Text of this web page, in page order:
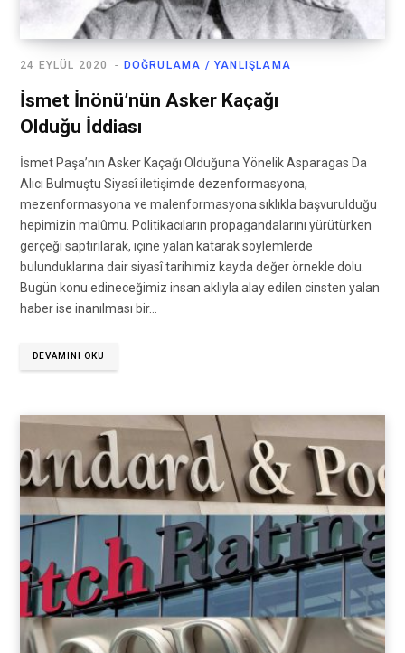
DOĞRULAMA / YANLIŞLAMA
24 EYLÜL 2020
İsmet İnönü’nün Asker Kaçağı
Olduğu İddiası
İsmet Paşa’nın Asker Kaçağı Olduğuna Yönelik Asparagas Da
Alıcı Bulmuştu Siyasî iletişimde dezenformasyona,
mezenformasyona ve malenformasyona sıklıkla başvurulduğu
hepimizin malûmu. Politikacıların propagandalarını yürütürken
gerçeği saptırılarak, içine yalan katarak söylemlerde
bulunduklarına dair siyasî tarihimiz kayda değer örnekle dolu.
Bugün konu edineceğimiz insan aklıyla alay edilen cinsten yalan
haber ise inanılması bir…
DEVAMINI OKU